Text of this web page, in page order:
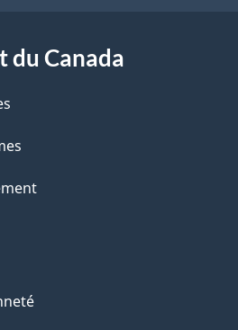
du Canada